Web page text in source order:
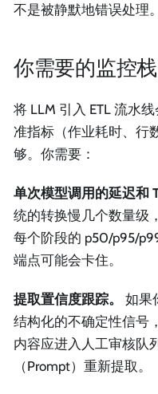
不是被静默地错误处理。
你需要的监控栈
将 LLM 引入 ETL 流水
准指标（作业耗时、行
够。你需要：
单次模型调用的延迟和
统的转换慢几个数量级
每个阶段的 p50/p95/
端点可能会卡住。
提取置信度跟踪。
如果
结构化的不确定性信号
内容应进入人工审核队
（Prompt）重新提取。